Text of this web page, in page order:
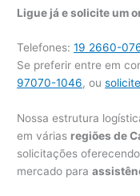
Ligue já e solicite um
Telefones:19 2660-
Se preferir entre em
97070-1046, ou
Nossa estrutura
em várias regiões de
solicitações
mercado para